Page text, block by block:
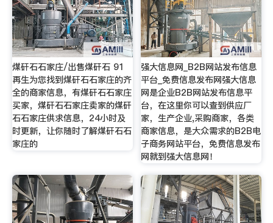
煤矸石石家庄/出售煤矸石 91
再生为您找到煤矸石石家庄的齐
全的商家信息，有煤矸石石家庄
买家，煤矸石石家庄卖家的煤矸
石石家庄供求信息，24小时及
时更新，让你随时了解煤矸石石
家庄的
强大信息网_B2B网站发布信息
平台_免费信息发布网强大信息
网是企业B2B网站发布信息平
台，在这里你可以查到供应厂
家，生产企业,采购商家，各类
商家信息，是大众需求的B2B电
子商务网站平台，免费信息发布
网就到强大信息网！